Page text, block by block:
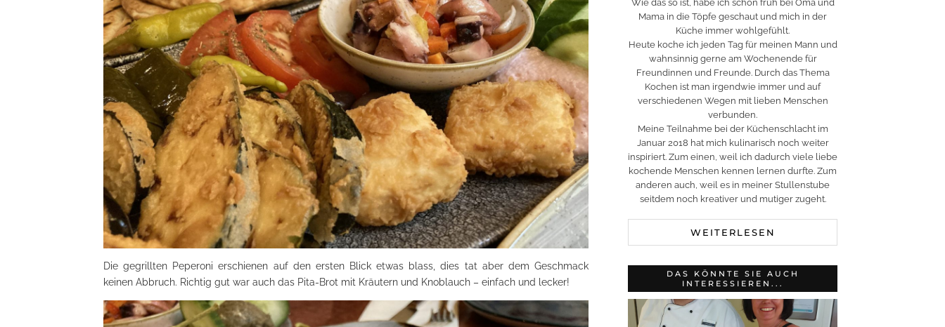
Die gegrillten Peperoni erschienen auf den ersten Blick etwas blass, dies tat aber dem Geschmack
keinen Abbruch. Richtig gut war auch das Pita-Brot mit Kräutern und Knoblauch – einfach und lecker!
Wie das so ist, habe ich schon früh bei Oma und
Mama in die Töpfe geschaut und mich in der
Küche immer wohlgefühlt.
Heute koche ich jeden Tag für meinen Mann und
wahnsinnig gerne am Wochenende für
Freundinnen und Freunde. Durch das Thema
Kochen ist man irgendwie immer und auf
verschiedenen Wegen mit lieben Menschen
verbunden.
Meine Teilnahme bei der Küchenschlacht im
Januar 2018 hat mich kulinarisch noch weiter
inspiriert. Zum einen, weil ich dadurch viele liebe
kochende Menschen kennen lernen durfte. Zum
anderen auch, weil es in meiner Stullenstube
seitdem noch kreativer und mutiger zugeht.
WEITERLESEN
DAS KÖNNTE SIE AUCH
INTERESSIEREN...